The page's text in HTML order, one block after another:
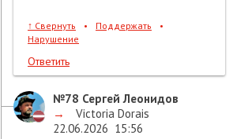
↑ Свернуть • Поддержать
•
Нарушение
Ответить
№78 Сергей Леонидов
→
Victoria Dorais
22.06.2026 15:56